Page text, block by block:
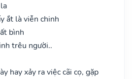
ắt là viễn chinh
bình
trêu người..
hay xảy ra việc cãi cọ, gặp